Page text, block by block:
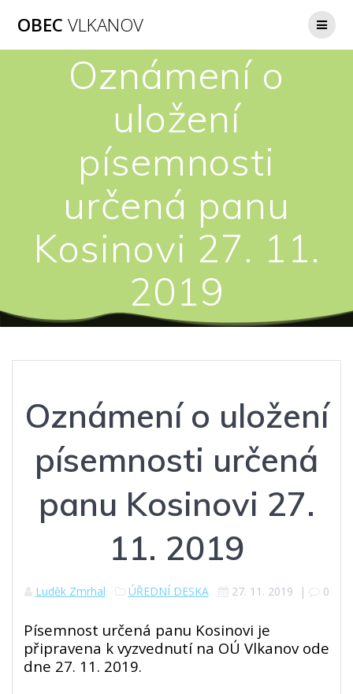
OBEC VLKANOV
Oznámení o
uložení
písemnosti
určená panu
Kosinovi 27. 11.
2019
Oznámení o uložení
písemnosti určená
panu Kosinovi 27.
11. 2019
Luděk Zmrhal ÚŘEDNÍ DESKA 27. 11. 2019 | 0
Písemnost určená panu Kosinovi je
připravena k vyzvednutí na OÚ Vlkanov ode
dne 27. 11. 2019.